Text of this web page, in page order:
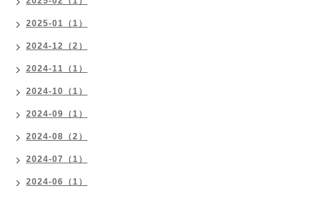
2025-01（1）
2024-12（2）
2024-11（1）
2024-10（1）
2024-09（1）
2024-08（2）
2024-07（1）
2024-06（1）